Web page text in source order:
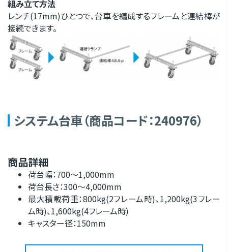
組み立て方法
レンチ(17mm)ひとつで、台車を編成するフレームと連結棒が
接続できます。
システム台車（商品コード：240976）
商品詳細
荷台幅：700～1,000mm
荷台長さ：300～4,000mm
最大積載荷重：800kg(2フレーム時)、1,200kg(3フレー
ム時)、1,600kg(4フレーム時)
キャスター径：150mm